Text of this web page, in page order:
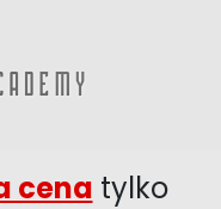
cena tylko